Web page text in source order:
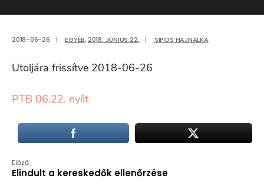
2018-06-26 | EGYÉB,2018. JÚNIUS 22. | SIPOS HAJNALKA
Utoljára frissítve 2018-06-26
PTB 06.22. nyílt
Előző:
Elindult a kereskedők ellenőrzése